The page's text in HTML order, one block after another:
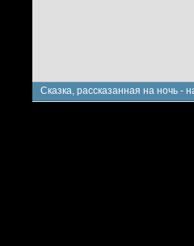
Сказка, рассказанная на ночь -